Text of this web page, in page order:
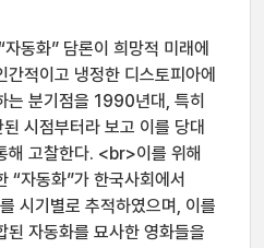
동화” 담론이 희망적 미래에
적이고 냉정한 디스토피아에
는 분기점을 1990년대, 특히
시점부터라 보고 이를 당대
해 고찰한다. <br>이를 위해
“자동화”가 한국사회에서
시기별로 추적하였으며, 이를
된 자동화를 묘사한 영화들을